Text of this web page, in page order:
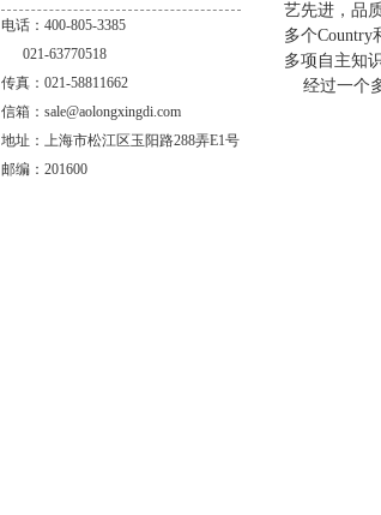
电话：400-805-3385
021-63770518
传真：021-58811662
信箱：sale@aolongxingdi.com
地址：上海市松江区玉阳路288弄E1号
邮编：201600
艺先进，品
多个
多项自主知
经过一个多